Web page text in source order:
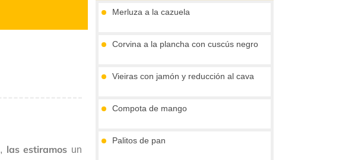
, las estiramos un
Merluza a la cazuela
Corvina a la plancha con cuscús negro
Vieiras con jamón y reducción al cava
Compota de mango
Palitos de pan